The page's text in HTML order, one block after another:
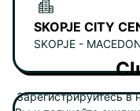
SKOPJE CITY
SKOPJE -
Зарегистрируйтесь в